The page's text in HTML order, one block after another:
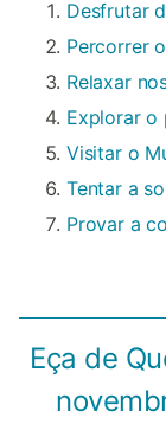
Desfrutar
Percorrer
Relaxar
Explorar o
Visitar o
Tentar a
Provar a
Eça de